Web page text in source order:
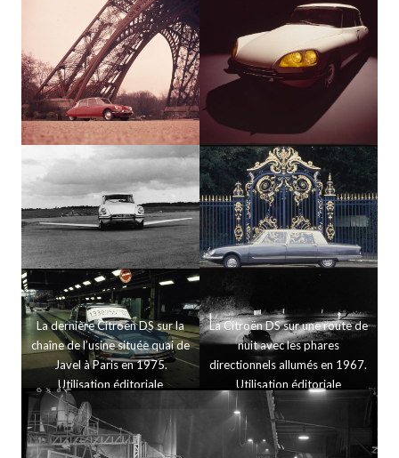
La dernière Citroën DS sur la
chaîne de l’usine située quai de
Javel à Paris en 1975.
Utilisation éditoriale
uniquement, nous contacter
pour toute autre utilisation
La Citroën DS sur une route de
nuit avec les phares
directionnels allumés en 1967.
Utilisation éditoriale
uniquement, nous contacter
pour toute autre utilisation